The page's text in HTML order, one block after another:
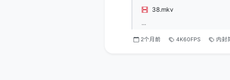
38.mkv
...
2个月前 4K60FPS 内封